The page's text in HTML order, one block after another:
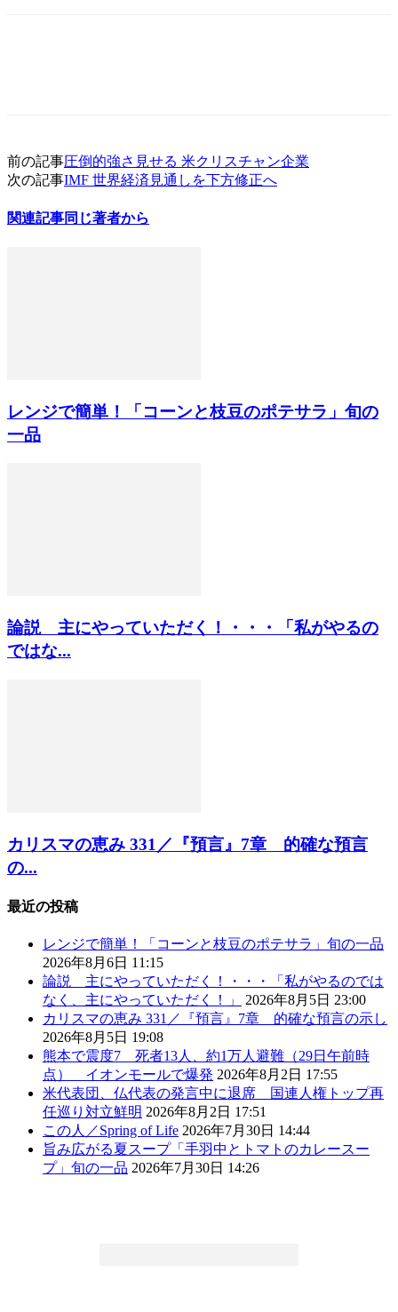
前の記事圧倒的強さ見せる 米クリスチャン企業
次の記事IMF 世界経済見通しを下方修正へ
関連記事同じ著者から
レンジで簡単！「コーンと枝豆のポテサラ」旬の
一品
論説 主にやっていただく！・・・「私がやるの
ではな...
カリスマの恵み 331／『預言』7章 的確な預言
の...
最近の投稿
レンジで簡単！「コーンと枝豆のポテサラ」旬の一品
2026年8月6日 11:15
論説 主にやっていただく！・・・「私がやるのでは
なく、主にやっていただく！」
2026年8月5日 23:00
カリスマの恵み 331／『預言』7章 的確な預言の示し
2026年8月5日 19:08
熊本で震度7 死者13人、約1万人避難（29日午前時
点） イオンモールで爆発 2026年8月2日 17:55
米代表団、仏代表の発言中に退席 国連人権トップ再
任巡り対立鮮明 2026年8月2日 17:51
この人／Spring of Life 2026年7月30日 14:44
旨み広がる夏スープ「手羽中とトマトのカレースー
プ」旬の一品 2026年7月30日 14:26